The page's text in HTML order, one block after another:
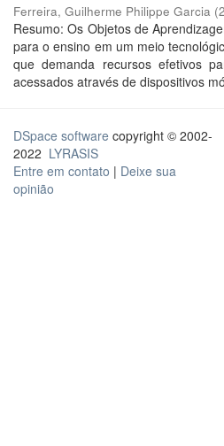
Ferreira, Guilherme Philippe Garcia (
Resumo: Os Objetos de
para o ensino em um meio
que demanda recursos efetivos
acessados através de dispositivos
DSpace software copyright © 2002-
2022 LYRASIS
Entre em contato | Deixe sua
opinião